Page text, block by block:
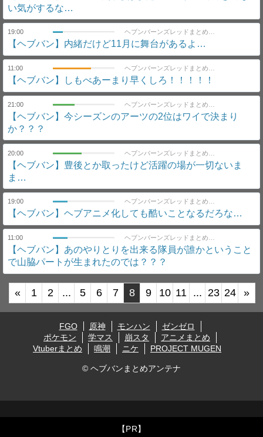
い気がするな…
19:00
【ヘブバン】内緒だけど11月に舞台があるよ…
11:00
【ヘブバン】しもべあーまり早くしろ！！！！！
21:00
【ヘブバン】今シーズンのアーツの2位はワイで決まり
か？？？
20:00
【ヘブバン】豊後とか取ったけど活躍の場が一切ないま
ま…
19:00 ヘブンバーンズレッドまとめ速報｜ヘブバン
【ヘブバン】ヘブアニメ化しても酷いことなるだろな…
11:00
【ヘブバン】あのやりとりを出来る隊員が誰かということ
で山脇パートが生まれたのでは？？？
« 1 2 ... 5 6 7 8 9 10 11 ... 23 24 »
FGO 原神 モンハン
ゼンゼロ
ポケモン
学マス 崩スタ
アニメまとめ
Vtuberまとめ
鳴潮 ニケ PROJECT MUGEN
© ヘブバンまとめアンテナ
【PR】